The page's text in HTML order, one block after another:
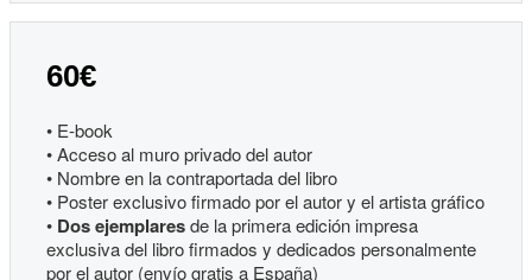
60€
• E-book
• Acceso al muro privado del autor
• Nombre en la contraportada del libro
• Poster exclusivo firmado por el autor y el artista gráfico
• Dos ejemplaresde la primera edición impresa
exclusiva del libro firmados y dedicados personalmente
por el autor (envío gratis a España)